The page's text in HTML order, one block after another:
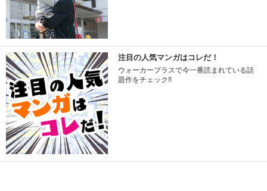
注目の人気マンガはコレだ！
ウォーカープラスで今一番読まれている話
題作をチェック!!